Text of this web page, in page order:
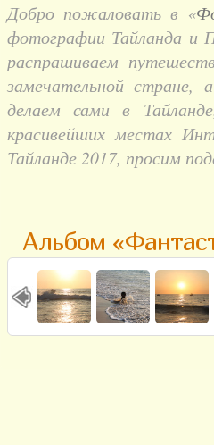
Добро пожаловать в «
фотографии Тайланда и
распрашиваем
замечательной
делаем сами в
красивейших местах
Тайланде 2017, просим
Альбом